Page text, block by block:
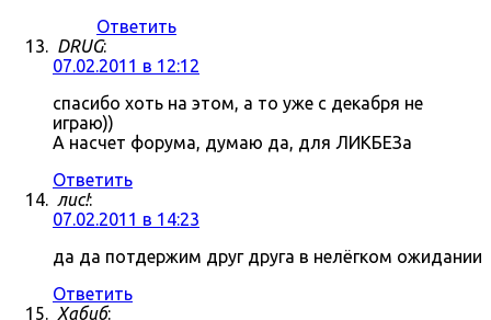
Ответить
DRUG:
07.02.2011 в 12:12
спасибо хоть на этом, а то уже с декабря не
играю))
А насчет форума, думаю да, для ЛИКБЕЗа
Ответить
лис!:
07.02.2011 в 14:23
да да потдержим друг друга в нелёгком ожидании
Ответить
Хабиб: